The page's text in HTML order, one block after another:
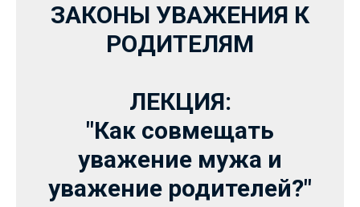
ЗАКОНЫ УВАЖЕНИЯ К
РОДИТЕЛЯМ
ЛЕКЦИЯ:
"Как совмещать
уважение мужа и
уважение родителей?"